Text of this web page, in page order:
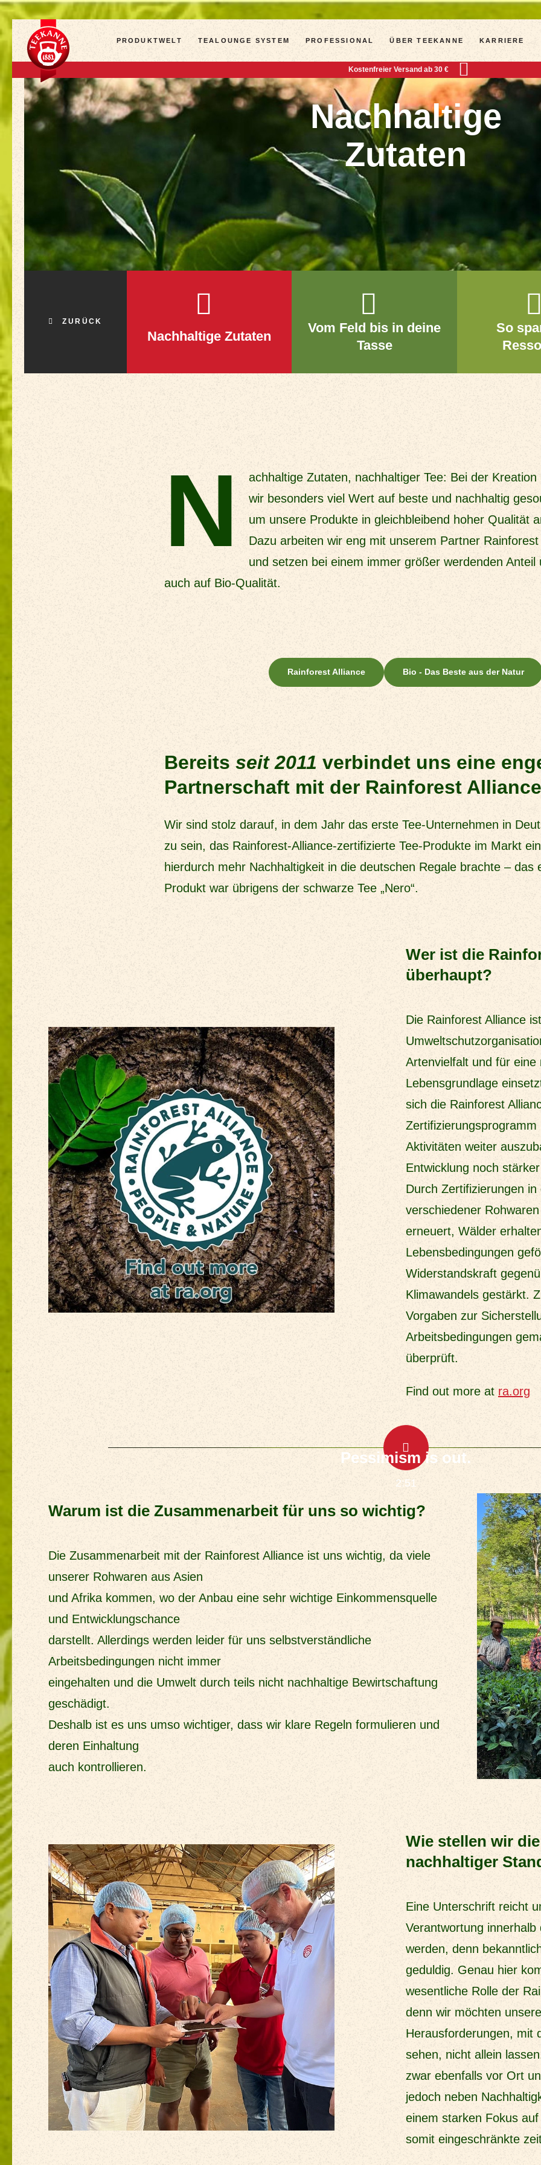
PRODUKTWELT TEALOUNGE SYSTEM PROFESSIONAL ÜBER TEEKANNE KARRIERE
Kostenfreier Versand ab 30 €
Nachhaltige
Nachhaltige
Zutaten
ZURÜCK
Nachhaltige Zutaten
Vom Feld bis in deine
Tasse
So
N
achhaltige Zutaten, nachhaltiger Tee: Bei der Kreation
wir besonders viel Wert auf beste und nachhaltig
um unsere Produkte in gleichbleibend hoher Qualität
Dazu arbeiten wir eng mit unserem Partner
und setzen bei einem immer größer werdenden Anteil
auch auf Bio-Qualität.
Rainforest Alliance Bio - Das Beste aus der Natur
Bereits seit 2011 verbindet uns eine
Bereits seit 2011 verbindet uns eine
Partnerschaft mit der Rainforest
Wir sind stolz darauf, in dem Jahr das erste Tee-Unternehmen in
zu sein, das Rainforest-Alliance-zertifizierte Tee-Produkte im Markt
hierdurch mehr Nachhaltigkeit in die deutschen Regale brachte – das
Produkt war übrigens der schwarze Tee „Nero“.
Wer ist die
überhaupt?
Die Rainforest Alliance
Artenvielfalt und für eine
Lebensgrundlage
sich die Rainforest
Aktivitäten weiter
Entwicklung noch
Durch Zertifizierungen
verschiedener
erneuert, Wälder
Lebensbedingungen
Widerstandskraft
Klimawandels gestärkt.
Vorgaben zur
Arbeitsbedingungen
überprüft.
Find out more at ra.org
Play Video
Pessimism is out.
2:51
Warum ist die Zusammenarbeit für uns so wichtig?
Die Zusammenarbeit mit der Rainforest Alliance ist uns wichtig, da viele
unserer Rohwaren aus Asien
und Afrika kommen, wo der Anbau eine sehr wichtige Einkommensquelle
und Entwicklungschance
darstellt. Allerdings werden leider für uns selbstverständliche
Arbeitsbedingungen nicht immer
eingehalten und die Umwelt durch teils nicht nachhaltige Bewirtschaftung
geschädigt.
Deshalb ist es uns umso wichtiger, dass wir klare Regeln formulieren und
deren Einhaltung
auch kontrollieren.
Wie stellen wir
nachhaltiger
Eine Unterschrift reicht
Verantwortung
werden, denn
geduldig. Genau hier
wesentliche Rolle der
denn wir möchten
Herausforderungen, mit
sehen, nicht allein
zwar ebenfalls vor Ort
jedoch neben
einem starken Fokus
somit eingeschränkte